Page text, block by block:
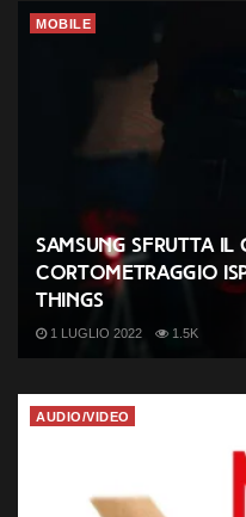
MOBILE
Samsung sfrutta il
cortometraggio
Things
1 LUGLIO 2022 1.5K
AUDIO/VIDEO